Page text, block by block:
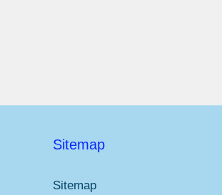
Sitemap
Sitemap